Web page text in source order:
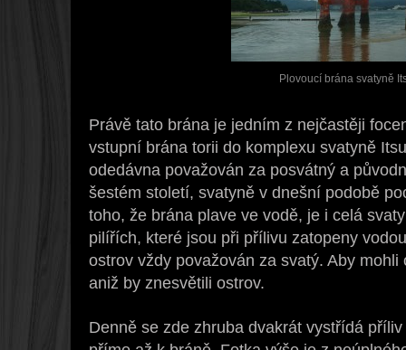
Plovoucí brána svatyně
Právě tato brána je jedním z nejčastěji
vstupní brána torii do komplexu svatyně
odedávna považován za posvátný a
šestém století, svatyně v dnešní podobě
toho, že brána plave ve vodě, je i celá
pilířích, které jsou při přílivu zatopeny
ostrov vždy považován za svatý. Aby
aniž by znesvětili ostrov.
Denně se zde zhruba dvakrát vystřídá